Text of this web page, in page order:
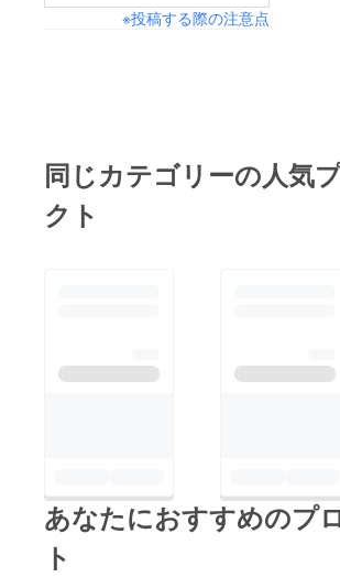
※投稿する際の注意点
同じカテゴリーの人気
クト
あなたにおすすめのプ
ト